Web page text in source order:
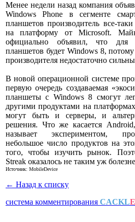
Менее недели назад компания
Windows Phone в сегменте
планшетов производитель все-
на платформу от Microsoft.
официально объявил, что для
планшетов будет Windows 8,
производителя недостаточно
В новой операционной системе
первую очередь создаваемая
планшеты с Windows 8 смогут
другими продуктами на
могут быть и серверы, и
решения. Что же касается
называет экспериментом,
небольшое число продуктов на
того, чтобы изучить рынок.
Streak оказалось не таким уж
Источник: MobileDevice
← Назад к списку
система комментирования CACKLE